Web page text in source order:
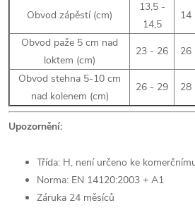
Obvod zápěstí (cm)
13,5 -
14,5
14
Obvod paže 5 cm nad
loktem (cm)
23 - 26 26
Obvod stehna 5-10 cm
nad kolenem (cm)
26 - 29 28
Upozornění:
Třída: H, není určeno ke
Norma: EN 14120:2003 + A1
Záruka 24 měsíců